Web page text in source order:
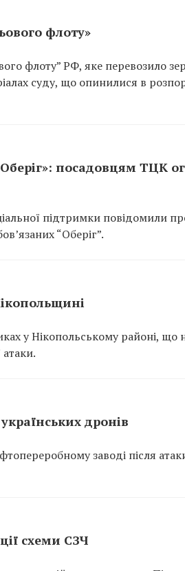
флоту»
флоту” РФ, яке перевозило
суду, що опинилися в
посадовцям ТЦК
підтримки повідомили
“Оберіг”.
у Нікопольському районі, що
дронів
заводі після
схеми СЗЧ